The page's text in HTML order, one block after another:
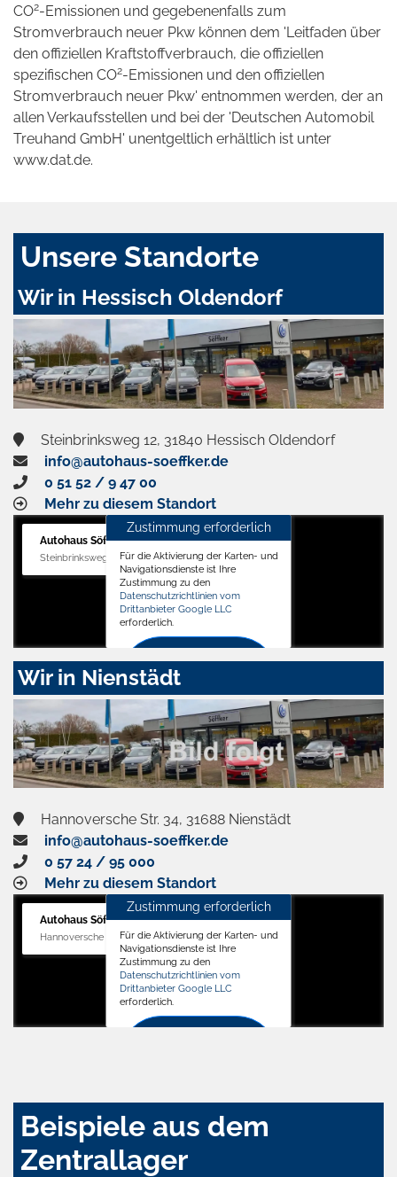
CO2-Emissionen und gegebenenfalls zum
Stromverbrauch neuer Pkw können dem 'Leitfaden über
den offiziellen Kraftstoffverbrauch, die offiziellen
spezifischen CO2-Emissionen und den offiziellen
Stromverbrauch neuer Pkw' entnommen werden, der an
allen Verkaufsstellen und bei der 'Deutschen Automobil
Treuhand GmbH' unentgeltlich erhältlich ist unter
www.dat.de.
Unsere Standorte
Wir in Hessisch Oldendorf
Steinbrinksweg 12, 31840 Hessisch Oldendorf
info@autohaus-soeffker.de
0 51 52 / 9 47 00
Mehr zu diesem Standort
Autohaus Söffker GmbH
Steinbrinksweg 12, 31840 Hessisch Oldendorf
Zustimmung erforderlich
Für die Aktivierung der Karten- und
Navigationsdienste ist Ihre
Zustimmung zu den
Datenschutzrichtlinien vom
Drittanbieter Google LLC
erforderlich.
Zustimmen
aktivieren
Wir in Nienstädt
Hannoversche Str. 34, 31688 Nienstädt
info@autohaus-soeffker.de
0 57 24 / 95 000
Mehr zu diesem Standort
Autohaus Söffker GmbH
Hannoversche Str. 34, 31688 Nienstädt
Zustimmung erforderlich
Für die Aktivierung der Karten- und
Navigationsdienste ist Ihre
Zustimmung zu den
Datenschutzrichtlinien vom
Drittanbieter Google LLC
erforderlich.
Beispiele aus dem
Zentrallager